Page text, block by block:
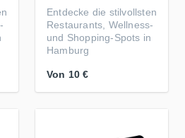
Entdecke die stilvollsten
Restaurants, Wellness-
und Shopping-Spots in
Hamburg
Von 10 €